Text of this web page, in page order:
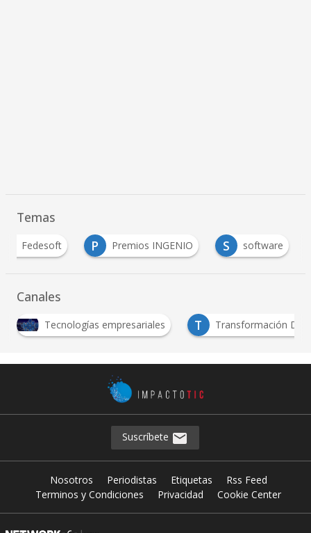
Temas
Fedesoft P Premios INGENIO S
software
Canales
Tecnologías empresariales T Transformación
Suscríbete
Nosotros Periodistas Etiquetas
Rss Feed
Terminos y Condiciones
Privacidad Cookie Center